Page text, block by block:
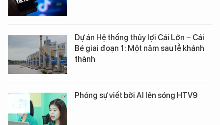
Dự án Hệ thống thủy lợi Cái Lớn – Cái
Bé giai đoạn 1: Một năm sau lễ khánh
thành
Phóng sự viết bởi AI lên sóng HTV9